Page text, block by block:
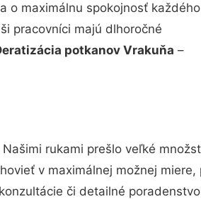
o maximálnu spokojnosť každého
pracovníci majú dlhoročné
potkanov Vrakuňa –
rukami prešlo veľké
v maximálnej možnej
či detailné